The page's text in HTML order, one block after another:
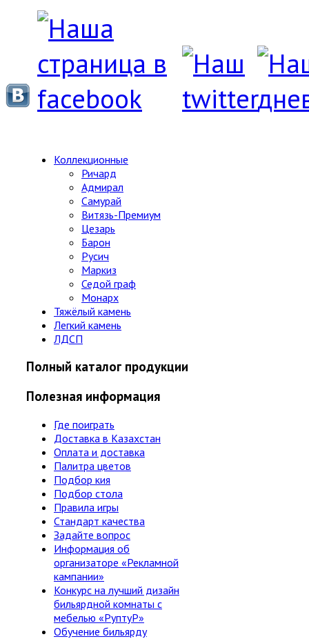
Коллекционные
Ричард
Адмирал
Самурай
Витязь-Премиум
Цезарь
Барон
Русич
Маркиз
Седой граф
Монарх
Тяжёлый камень
Легкий камень
ЛДСП
Полный каталог продукции
Полезная информация
Где поиграть
Доставка в Казахстан
Оплата и доставка
Палитра цветов
Подбор кия
Подбор стола
Правила игры
Стандарт качества
Задайте вопрос
Информация об
организаторе «Рекламной
кампании»
Конкурс на лучший дизайн
бильярдной комнаты с
мебелью «РуптуР»
Обучение бильярду